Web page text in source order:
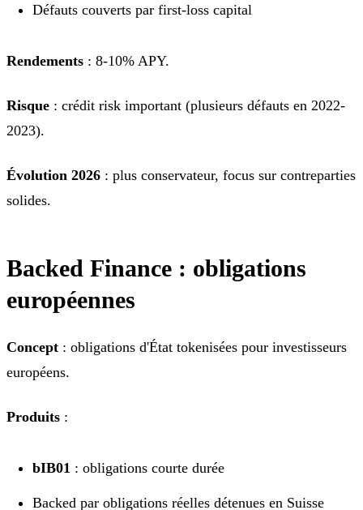
Défauts couverts par first-loss capital
Rendements : 8-10% APY.
Risque : crédit risk important (plusieurs défauts en 2022-
2023).
Évolution 2026 : plus conservateur, focus sur contreparties
solides.
Backed Finance : obligations
européennes
Concept : obligations d'État tokenisées pour investisseurs
européens.
Produits :
bIB01 : obligations courte durée
Backed par obligations réelles détenues en Suisse